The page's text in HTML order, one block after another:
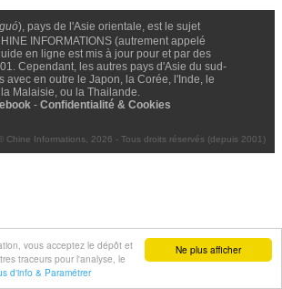
Ne plus afficher
vous acceptez le dépôt et
traceurs pour l'analyse, le
d'info & Paramétrer
), pays de l'Asie orientale, est le sujet
INFORMATIONS (autrement appelé
en ligne est mis à jour pour et par des
Cependant, les autres pays d'Asie du sud-
avec en outre le Japon, la Corée, l'Inde, le
Malaisie, ou la Thailande.
- Confidentialité & Cookies
Chine Informations, 2026 - Tous droits réservés (depuis 2001)